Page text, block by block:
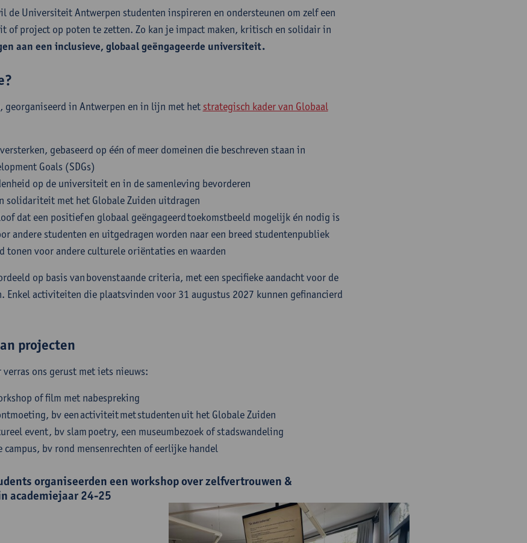
de Universiteit Antwerpen studenten inspireren en ondersteunen om zelf een
of project op poten te zetten. Zo kan je impact maken, kritisch en solidair in
aan een inclusieve, globaal geëngageerde universiteit.
georganiseerd in Antwerpen en in lijn met het strategisch kader van Globaal
gebaseerd op één of meer domeinen die beschreven staan in
Goals (SDGs)
op de universiteit en in de samenleving bevorderen
solidariteit met het Globale Zuiden uitdragen
dat een positief en globaal geëngageerd toekomstbeeld mogelijk én nodig is
andere studenten en uitgedragen worden naar een breed studentenpubliek
tonen voor andere culturele oriëntaties en waarden
op basis van bovenstaande criteria, met een specifieke aandacht voor de
Enkel activiteiten die plaatsvinden voor 31 augustus 2027 kunnen gefinancierd
projecten
ons gerust met iets nieuws:
of film met nabespreking
bv een activiteit met studenten uit het Globale Zuiden
event, bv slam poetry, een museumbezoek of stadswandeling
campus, bv rond mensenrechten of eerlijke handel
organiseerden een workshop over zelfvertrouwen &
academiejaar 24-25